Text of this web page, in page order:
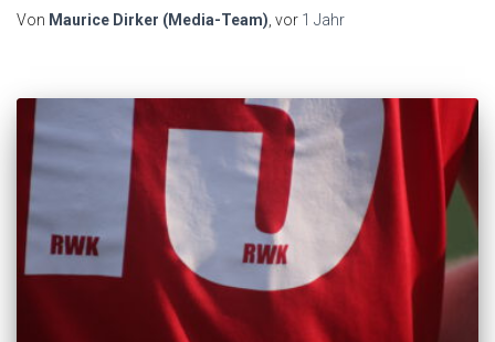
Von Maurice Dirker (Media-Team), vor 1 Jahr